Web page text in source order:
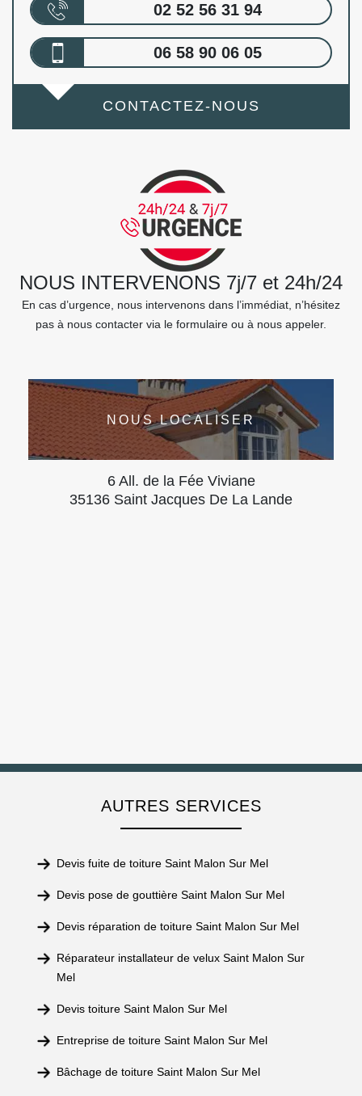
02 52 56 31 94
06 58 90 06 05
CONTACTEZ-NOUS
NOUS INTERVENONS 7j/7 et 24h/24
En cas d’urgence, nous intervenons dans l’immédiat, n’hésitez
pas à nous contacter via le formulaire ou à nous appeler.
NOUS LOCALISER
6 All. de la Fée Viviane
35136 Saint Jacques De La Lande
AUTRES SERVICES
Devis fuite de toiture Saint Malon Sur Mel
Devis pose de gouttière Saint Malon Sur Mel
Devis réparation de toiture Saint Malon Sur Mel
Réparateur installateur de velux Saint Malon Sur
Mel
Devis toiture Saint Malon Sur Mel
Entreprise de toiture Saint Malon Sur Mel
Bâchage de toiture Saint Malon Sur Mel